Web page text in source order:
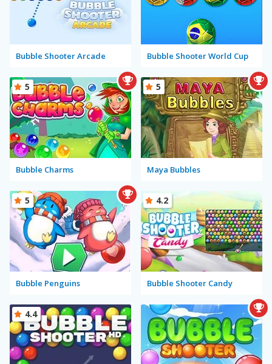
Bubble Shooter Arcade Bubble Shooter World Cup
Bubble Charms
5
Maya Bubbles
5
Bubble Penguins
5
Bubble Shooter Candy
4.2
4.4